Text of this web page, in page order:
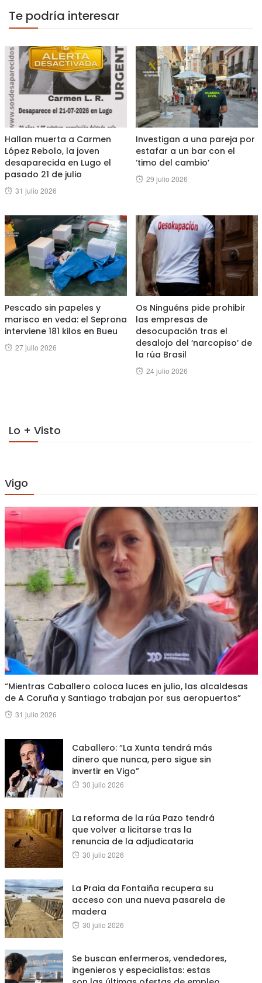
Te podría interesar
Hallan muerta a Carmen
López Rebolo, la joven
desaparecida en Lugo el
pasado 21 de julio
Posted
31 julio 2026
Investigan a una pareja por
estafar a un bar con el
‘timo del cambio’
Posted
29 julio 2026
Pescado sin papeles y
marisco en veda: el Seprona
interviene 181 kilos en Bueu
Posted
27 julio 2026
Os Ninguéns pide prohibir
las empresas de
desocupación tras el
desalojo del ‘narcopiso’ de
la rúa Brasil
Posted
24 julio 2026
Lo + Visto
Vigo
“Mientras Caballero coloca luces en julio, las alcaldesas
de A Coruña y Santiago trabajan por sus aeropuertos”
Posted
31 julio 2026
Caballero: “La Xunta tendrá más
dinero que nunca, pero sigue sin
invertir en Vigo”
Posted
30 julio 2026
La reforma de la rúa Pazo tendrá
que volver a licitarse tras la
renuncia de la adjudicataria
Posted
30 julio 2026
La Praia da Fontaiña recupera su
acceso con una nueva pasarela de
madera
Posted
30 julio 2026
Se buscan enfermeros, vendedores,
ingenieros y especialistas: estas